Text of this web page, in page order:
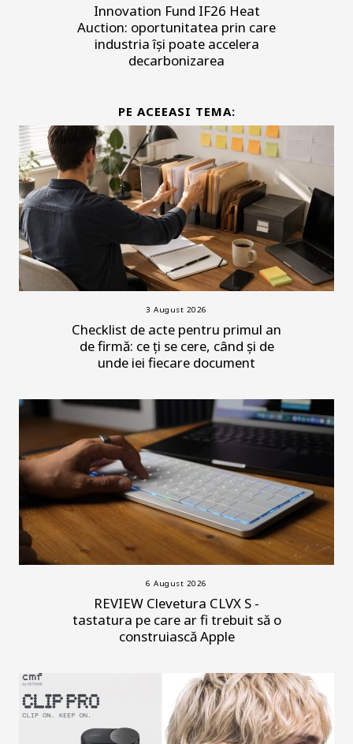
Innovation Fund IF26 Heat
Auction: oportunitatea prin care
industria își poate accelera
decarbonizarea
PE ACEEASI TEMA:
3 August 2026
Checklist de acte pentru primul an
de firmă: ce ți se cere, când și de
unde iei fiecare document
6 August 2026
REVIEW Clevetura CLVX S -
tastatura pe care ar fi trebuit să o
construiască Apple